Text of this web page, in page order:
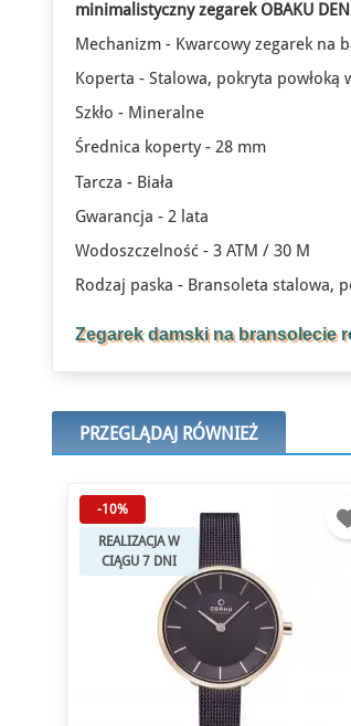
minimalistyczny zegarek OBAKU
Mechanizm - Kwarcowy zegarek na
Koperta - Stalowa, pokryta powłoką
Szkło - Mineralne
Średnica koperty - 28 mm
Tarcza - Biała
Gwarancja - 2 lata
Wodoszczelność - 3 ATM / 30 M
Rodzaj paska - Bransoleta stalowa,
Zegarek damski na bransolecie
PRZEGLĄDAJ RÓWNIEŻ
-10%
REALIZACJA W
CIĄGU 7 DNI